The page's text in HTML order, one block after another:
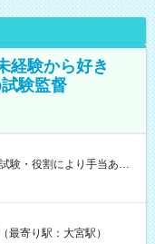
経験から好き
験監督
払い）オプションあ
間ほどで給与の一部を受け
休憩1時間） 時給1,300円
の役割により時給＋100
最寄り駅：大宮駅）